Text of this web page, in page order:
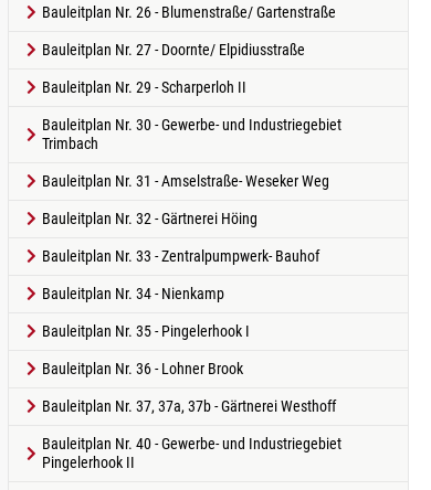
Bauleitplan Nr. 26 - Blumenstraße/ Gartenstraße
Bauleitplan Nr. 27 - Doornte/ Elpidiusstraße
Bauleitplan Nr. 29 - Scharperloh II
Bauleitplan Nr. 30 - Gewerbe- und Industriegebiet
Trimbach
Bauleitplan Nr. 31 - Amselstraße- Weseker Weg
Bauleitplan Nr. 32 - Gärtnerei Höing
Bauleitplan Nr. 33 - Zentralpumpwerk- Bauhof
Bauleitplan Nr. 34 - Nienkamp
Bauleitplan Nr. 35 - Pingelerhook I
Bauleitplan Nr. 36 - Lohner Brook
Bauleitplan Nr. 37, 37a, 37b - Gärtnerei Westhoff
Bauleitplan Nr. 40 - Gewerbe- und Industriegebiet
Pingelerhook II